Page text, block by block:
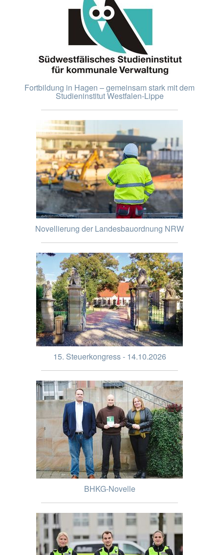
Fortbildung in Hagen – gemeinsam stark mit dem
Studieninstitut Westfalen-Lippe
Novellierung der Landesbauordnung NRW
15. Steuerkongress - 14.10.2026
BHKG-Novelle